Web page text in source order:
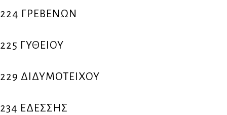
224 ΓΡΕΒΕΝΩΝ
225 ΓΥΘΕΙΟΥ
229 ΔΙΔΥΜΟΤΕΙΧΟΥ
234 ΕΔΕΣΣΗΣ